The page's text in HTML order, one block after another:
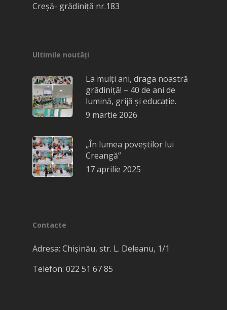
Creșă- grădiniță nr.183
Ultimile noutăți
La mulți ani, draga noastră
grădiniță! – 40 de ani de
lumină, grijă și educație.
9 martie 2026
„În lumea poveștilor lui
Creangă”
17 aprilie 2025
Contacte
Adresa: Chișinău, str. L. Deleanu, 1/1
Telefon: 022​ 51 67 85